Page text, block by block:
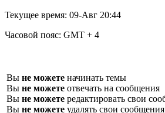
Текущее время: 09-Авг 20:44
Часовой пояс: GMT + 4
Вы не можете начинать темы
Вы не можете отвечать на сообщения
Вы не можете редактировать свои
Вы не можете удалять свои сообщения